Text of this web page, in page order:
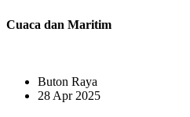
Cuaca dan Maritim
Buton Raya
28 Apr 2025